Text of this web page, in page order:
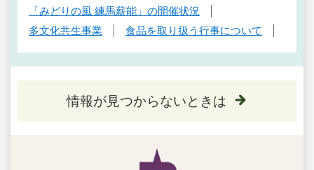
「みどりの風 練馬薪能」の開催状況
多文化共生事業
食品を取り扱う行事について
情報が見つからないときは